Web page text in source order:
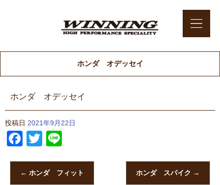
ホンダ オデッセイ
ホンダ オデッセイ
投稿日 2021年9月22日
Facebook
Twitter
← ホンダ フィット ホンダ スパイク →